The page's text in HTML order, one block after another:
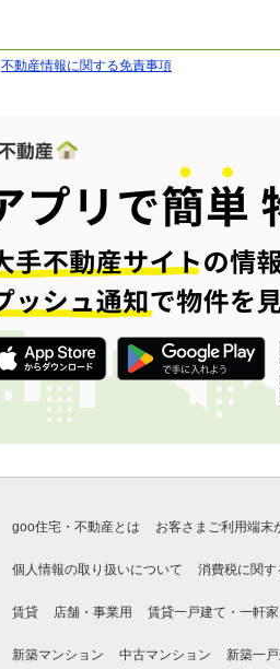
不動産情報に関する免責事項
goo住宅・不動産とは お客さまご利用端末
個人情報の取り扱いについて 消費税に関
賃貸 店舗・事業用 賃貸一戸建て・一軒家
新築マンション 中古マンション 新築一